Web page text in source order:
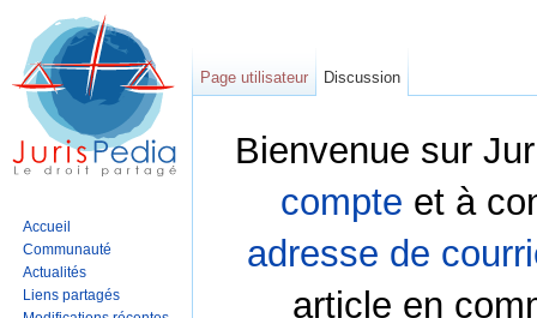
Bienvenue sur
compte et à
adresse de
article en
Page utilisateur Discussion
Accueil
Communauté
Actualités
Liens partagés